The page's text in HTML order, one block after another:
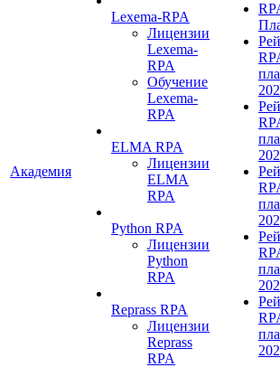
Академия
Lexema-RPA
Лицензии
Lexema-
RPA
Обучение
Lexema-
RPA
ELMA RPA
Лицензии
ELMA
RPA
Python RPA
Лицензии
Python
RPA
Reprass RPA
Лицензии
Reprass
RPA